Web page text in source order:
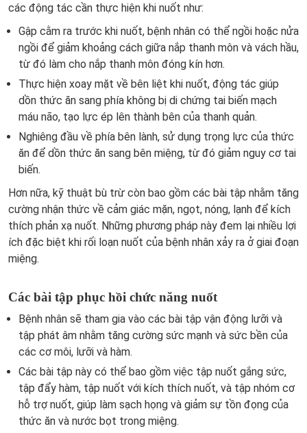
các động tác cần thực hiện khi nuốt như:
Gập cằm ra trước khi nuốt, bệnh nhân có thể ngồi hoặc nửa
ngồi để giảm khoảng cách giữa nắp thanh môn và vách hầu,
từ đó làm cho nắp thanh môn đóng kín hơn.
Thực hiện xoay mặt về bên liệt khi nuốt, động tác giúp
dồn thức ăn sang phía không bị di chứng tai biến mạch
máu não, tạo lực ép lên thành bên của thanh quản.
Nghiêng đầu về phía bên lành, sử dụng trọng lực của thức
ăn để dồn thức ăn sang bên miệng, từ đó giảm nguy cơ tai
biến.
Hơn nữa, kỹ thuật bù trừ còn bao gồm các bài tập nhằm tăng
cường nhận thức về cảm giác mặn, ngọt, nóng, lạnh để kích
thích phản xạ nuốt. Những phương pháp này đem lại nhiều lợi
ích đặc biệt khi rối loạn nuốt của bệnh nhân xảy ra ở giai đoạn
miệng.
Các bài tập phục hồi chức năng nuốt
Bệnh nhân sẽ tham gia vào các bài tập vận động lưỡi và
tập phát âm nhằm tăng cường sức mạnh và sức bền của
các cơ môi, lưỡi và hàm.
Các bài tập này có thể bao gồm việc tập nuốt gắng sức,
tập đẩy hàm, tập nuốt với kích thích nuốt, và tập nhóm cơ
hỗ trợ nuốt, giúp làm sạch họng và giảm sự tồn đọng của
thức ăn và nước bọt trong miệng.